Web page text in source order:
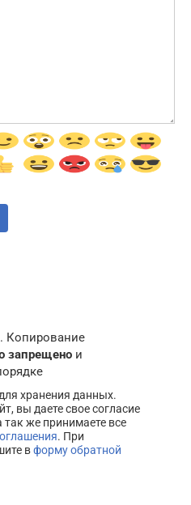
Копирование
запрещено и
хранения данных.
вы даете свое согласие
же принимаете все
. При
вформу обратной